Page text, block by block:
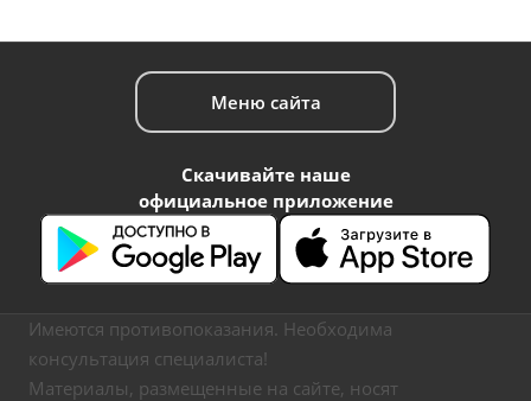
Меню сайта
Скачивайте наше
официальное приложение
Имеются противопоказания. Необходима
консультация специалиста!
Материалы, размещенные на сайте, носят